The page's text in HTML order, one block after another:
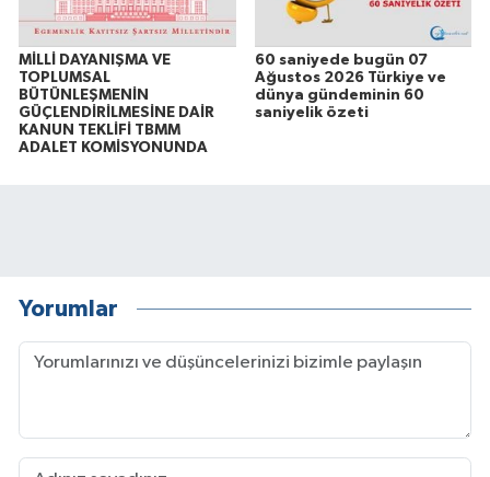
MİLLİ DAYANIŞMA VE
TOPLUMSAL
BÜTÜNLEŞMENİN
GÜÇLENDİRİLMESİNE DAİR
KANUN TEKLİFİ TBMM
ADALET KOMİSYONUNDA
60 saniyede bugün 07
Ağustos 2026 Türkiye ve
dünya gündeminin 60
saniyelik özeti
Yorumlar